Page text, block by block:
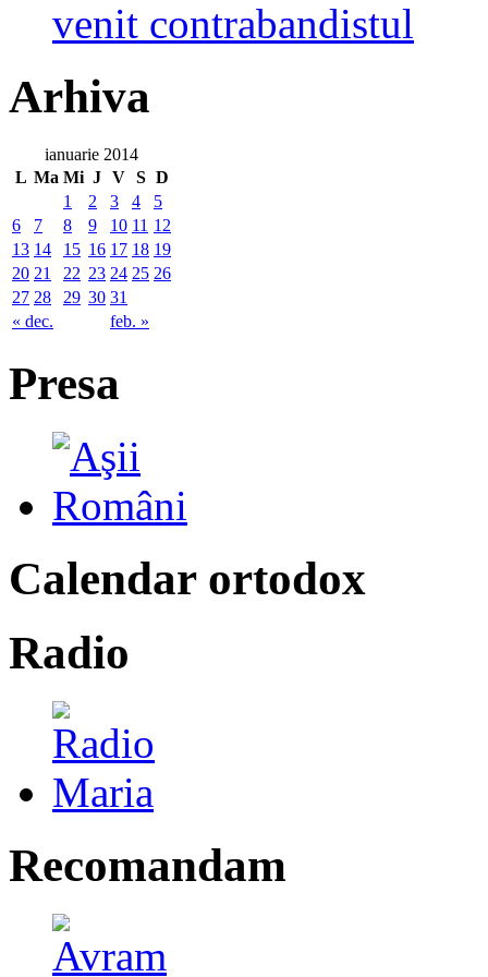
venit contrabandistul
Arhiva
ianuarie 2014
L Ma Mi J V S D
« dec. feb. »
1 2 3 4
5
6
7 8 9 10 11 12
13 14 15 16 17 18 19
20 21 22 23 24 25 26
27 28 29 30 31
Presa
Calendar ortodox
Radio
Recomandam